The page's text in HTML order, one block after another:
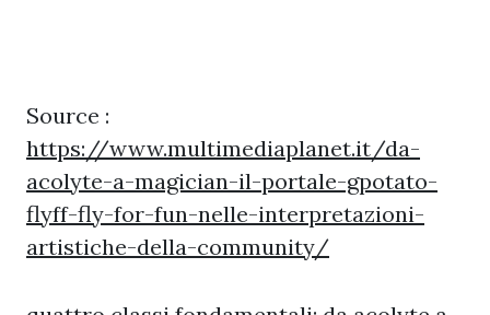
Source :
https://www.multimediaplanet.it/da-
acolyte-a-magician-il-portale-gpotato-
flyff-fly-for-fun-nelle-interpretazioni-
artistiche-della-community/